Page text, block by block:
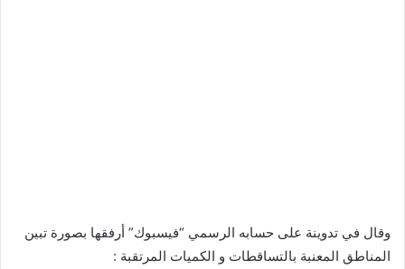
وقال في تدوينة على حسابه الرسمي “فيسبوك” أرفقها بصورة تبين
المناطق المعنبة بالتساقطات و الكميات المرتقبة :